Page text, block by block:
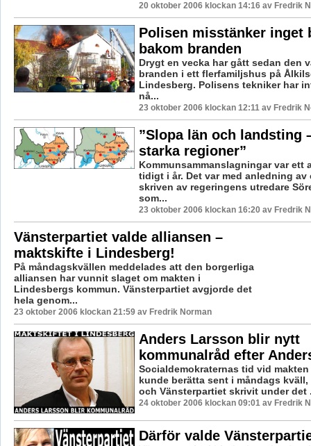
20 oktober 2006 klockan 14:16 av Fredrik
Polisen misstänker inget
bakom branden
Drygt en vecka har gått sedan den
branden i ett flerfamiljshus på
Lindesberg. Polisens tekniker har
nå...
23 oktober 2006 klockan 12:11 av Fredrik
”Slopa län och landsting
starka regioner”
Kommunsammanslagningar var ett
tidigt i år. Det var med anledning av
skriven av regeringens utredare
som...
23 oktober 2006 klockan 16:20 av Fredrik
Vänsterpartiet valde alliansen –
maktskifte i Lindesberg!
På måndagskvällen meddelades att den borgerliga
alliansen har vunnit slaget om makten i
Lindesbergs kommun. Vänsterpartiet avgjorde det
hela genom...
23 oktober 2006 klockan 21:59 av Fredrik Norman
Anders Larsson blir nytt
kommunalråd efter
Socialdemokraternas tid vid
kunde berätta sent i måndags kväll,
och Vänsterpartiet skrivit under det
24 oktober 2006 klockan 09:01 av Fredrik
Därför valde